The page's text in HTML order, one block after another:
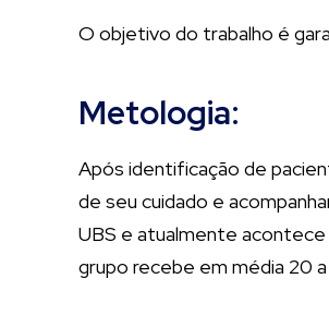
O objetivo do trabalho é
Metologia:
Após identificação de
de seu cuidado e
UBS e atualmente
grupo recebe em média 20